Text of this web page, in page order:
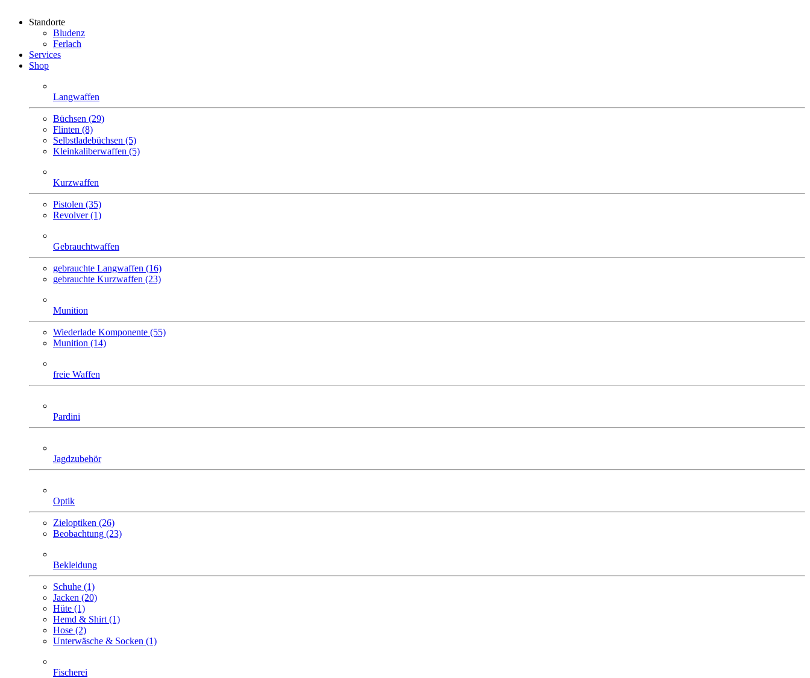
Standorte
Bludenz
Ferlach
Services
Shop
Langwaffen
Büchsen (29)
Flinten (8)
Selbstlade­büchsen (5)
Klein­kaliber­waffen (5)
Kurzwaffen
Pistolen (35)
Revolver (1)
Gebrauchtwaffen
gebrauchte Langwaffen (16)
gebrauchte Kurzwaffen (23)
Munition
Wiederlade Komponente (55)
Munition (14)
freie Waffen
Pardini
Jagdzubehör
Optik
Zieloptiken (26)
Beobachtung (23)
Bekleidung
Schuhe (1)
Jacken (20)
Hüte (1)
Hemd & Shirt (1)
Hose (2)
Unterwäsche & Socken (1)
Fischerei